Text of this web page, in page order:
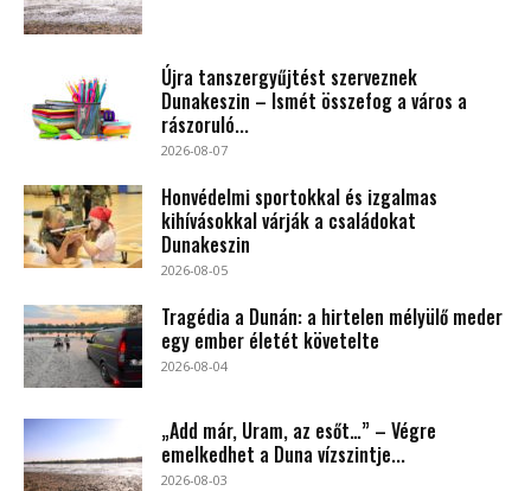
Újra tanszergyűjtést szerveznek
Dunakeszin – Ismét összefog a város a
rászoruló...
2026-08-07
Honvédelmi sportokkal és izgalmas
kihívásokkal várják a családokat
Dunakeszin
2026-08-05
Tragédia a Dunán: a hirtelen mélyülő meder
egy ember életét követelte
2026-08-04
„Add már, Uram, az esőt…” – Végre
emelkedhet a Duna vízszintje...
2026-08-03